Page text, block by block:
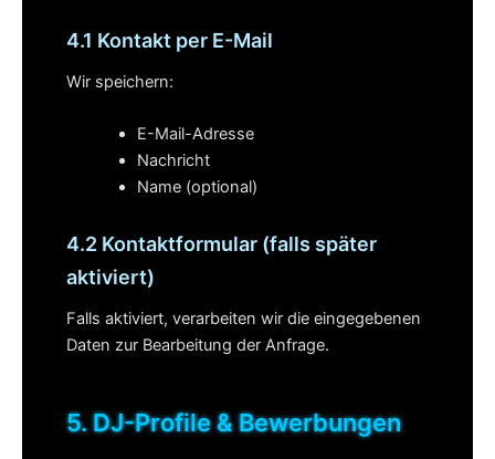
4.1 Kontakt per E-Mail
Wir speichern:
E-Mail-Adresse
Nachricht
Name (optional)
4.2 Kontaktformular (falls später
aktiviert)
Falls aktiviert, verarbeiten wir die eingegebenen
Daten zur Bearbeitung der Anfrage.
5. DJ-Profile & Bewerbungen